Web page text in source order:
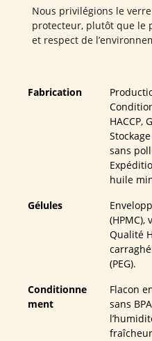
Nous privilégions le
protecteur, plutôt que le
et respect de
Fabrication
HACCP,
sans
huile
Gélules
(HPMC),
Qualité
(PEG).
Conditionne
ment
Flacon
sans